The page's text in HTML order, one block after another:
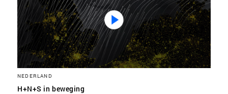
NEDERLAND
H+N+S in beweging